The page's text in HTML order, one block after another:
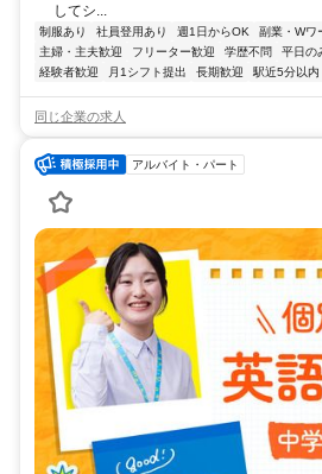
してシ...
制服あり 社員登用あり 週1日からOK 副業・Wワ
主婦・主夫歓迎
フリーター歓迎 学歴不問 平日の
経験者歓迎
月1シフト提出 長期歓迎 駅近5分以内
同じ企業の求人
アルバイト・パート